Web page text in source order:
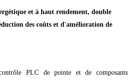
et à haut rendement, double
des coûts et d'amélioration de
PLC de pointe et de composants